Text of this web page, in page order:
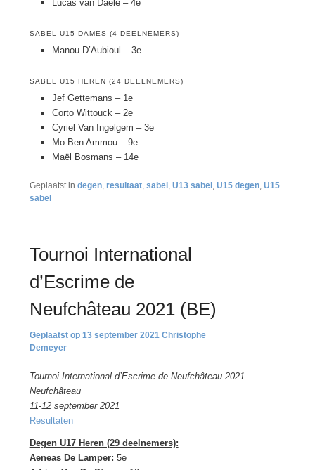
Lucas van Daele – 4e
SABEL U15 DAMES (4 DEELNEMERS)
Manou D’Aubioul – 3e
SABEL U15 HEREN (24 DEELNEMERS)
Jef Gettemans – 1e
Corto Wittouck – 2e
Cyriel Van Ingelgem – 3e
Mo Ben Ammou – 9e
Maël Bosmans – 14e
Geplaatst in degen, resultaat, sabel , U13 sabel , U15 degen, U15
sabel
Tournoi International
d’Escrime de
Neufchâteau 2021 (BE)
13 september 2021 Christophe
Demeyer
Tournoi International d’Escrime de Neufchâteau 2021
Neufchâteau
11-12 september 2021
Resultaten
Degen U17 Heren (29 deelnemers):
Aeneas De Lamper: 5e